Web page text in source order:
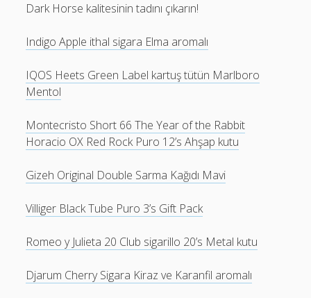
Dark Horse kalitesinin tadını çıkarın!
Indigo Apple ithal sigara Elma aromalı
IQOS Heets Green Label kartuş tütün Marlboro
Mentol
Montecristo Short 66 The Year of the Rabbit
Horacio OX Red Rock Puro 12’s Ahşap kutu
Gizeh Original Double Sarma Kağıdı Mavi
Villiger Black Tube Puro 3’s Gift Pack
Romeo y Julieta 20 Club sigarillo 20’s Metal kutu
Djarum Cherry Sigara Kiraz ve Karanfil aromalı